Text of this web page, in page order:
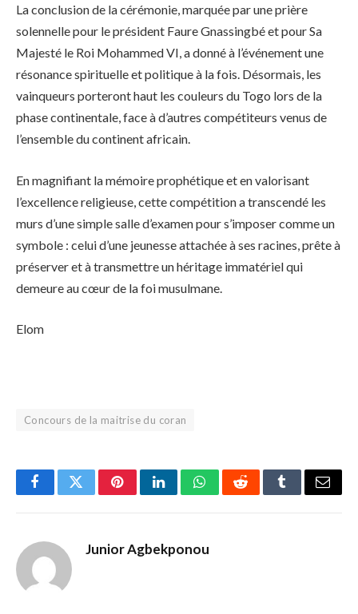
La conclusion de la cérémonie, marquée par une prière
solennelle pour le président Faure Gnassingbé et pour Sa
Majesté le Roi Mohammed VI, a donné à l’événement une
résonance spirituelle et politique à la fois. Désormais, les
vainqueurs porteront haut les couleurs du Togo lors de la
phase continentale, face à d’autres compétiteurs venus de
l’ensemble du continent africain.
En magnifiant la mémoire prophétique et en valorisant
l’excellence religieuse, cette compétition a transcendé les
murs d’une simple salle d’examen pour s’imposer comme un
symbole : celui d’une jeunesse attachée à ses racines, prête à
préserver et à transmettre un héritage immatériel qui
demeure au cœur de la foi musulmane.
Elom
Concours de la maitrise du coran
FacebookTwitterPinterestLinkedInWhatsAppRedditTumblrEmail
Junior Agbekponou